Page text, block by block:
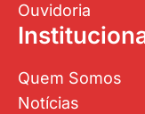
Ouvidoria
Quem Somos
Notícias